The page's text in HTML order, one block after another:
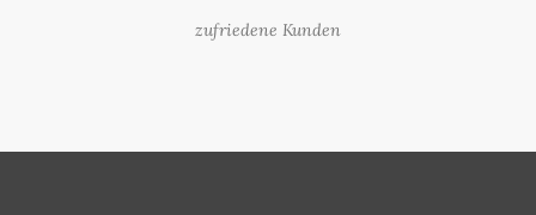
zufriedene Kunden